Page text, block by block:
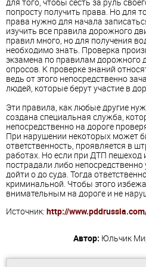
для того, чтобы сесть за руль
попросту получить права. Но для
права нужно для начала
изучить все правила дорожного
правил много, но для получения
необходимо знать. Проверка
экзамена по правилам дорожного
опросов. К проверке знаний
ведь от этого непосредственно
людей, которые берут участие в
Эти правила, как любые другие
создана специальная служба,
непосредственно на дороге
При нарушении некоторых может
ответственность, проявляется в
работах. Но если при ДТП
пострадали либо
дойти о до суда. Тогда
криминальной. Чтобы этого
внимательным на дороге и не
Источник: http://
Автор: Юльчик